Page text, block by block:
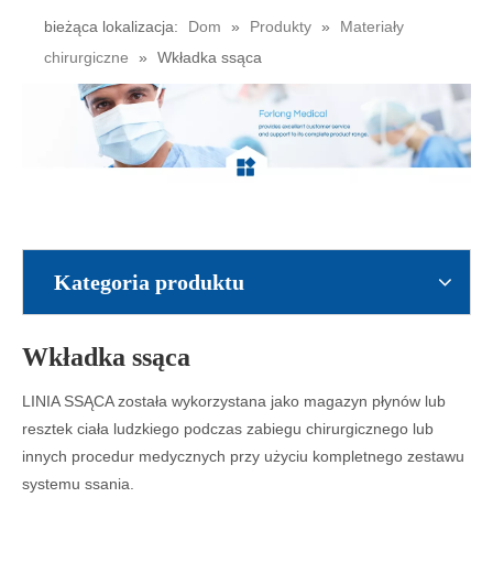
bieżąca lokalizacja: Dom » Produkty »
Materiały
chirurgiczne
» Wkładka ssąca
Kategoria produktu
Wkładka ssąca
LINIA SSĄCA została wykorzystana jako magazyn płynów lub
resztek ciała ludzkiego podczas zabiegu chirurgicznego lub
innych procedur medycznych przy użyciu kompletnego zestawu
systemu ssania.